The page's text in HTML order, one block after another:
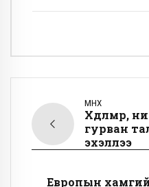
ӨМНӨХ
Хөдөлмөр,
гурван
эхэллээ
Европын